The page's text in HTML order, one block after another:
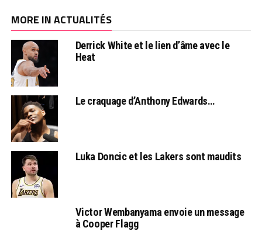
MORE IN ACTUALITÉS
Derrick White et le lien d’âme avec le
Heat
Le craquage d’Anthony Edwards…
Luka Doncic et les Lakers sont maudits
Victor Wembanyama envoie un message
à Cooper Flagg